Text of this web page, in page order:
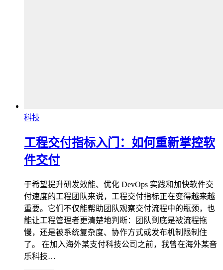
科技
工程交付指标入门：如何重新掌控软
件交付
于希望提升研发效能、优化 DevOps 实践和加快软件交
付速度的工程团队来说，工程交付指标正在变得越来越
重要。它们不仅能帮助团队观察交付流程中的瓶颈，也
能让工程管理者更清楚地判断：团队到底是被流程拖
慢，还是被系统复杂度、协作方式或发布机制限制住
了。 在加入海外某支付科技公司之前，我曾在海外某音
乐科技…